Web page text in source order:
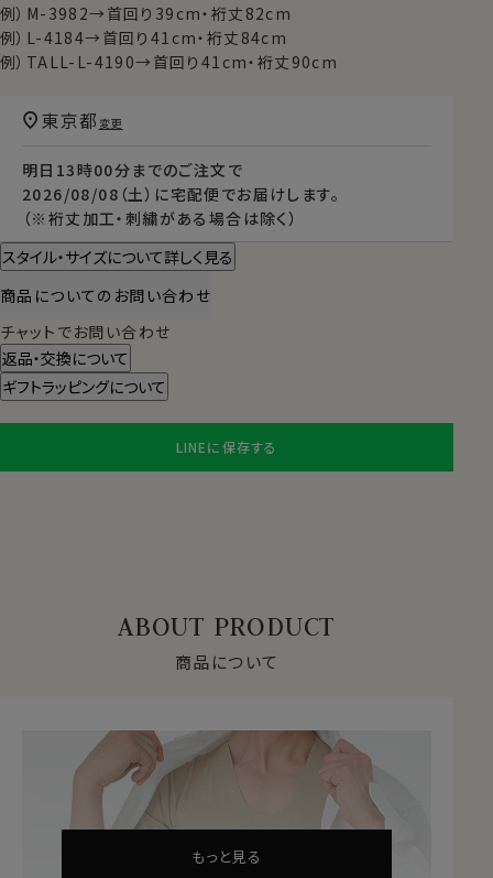
例）M-3982→首回り39cm・裄丈82cm
例）L-4184→首回り41cm・裄丈84cm
例）TALL-L-4190→首回り41cm・裄丈90cm
明日 13時00分 までのご注文で
2026/08/08（土） に宅配便 でお届けします。
（※裄丈加工・刺繍がある場合は除く）
東京都 変更
スタイル・サイズについて詳しく見る
商品についてのお問い合わせ
チャットでお問い合わせ
返品・交換について
ギフトラッピングについて
LINEに保存する
ABOUT PRODUCT
商品について
もっと見る